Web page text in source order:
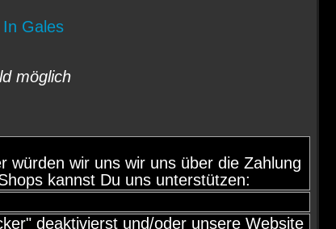
Gales
möglich
würden wir uns wir uns über die Zahlung
kannst Du uns unterstützen:
deaktivierst und/oder unsere Website